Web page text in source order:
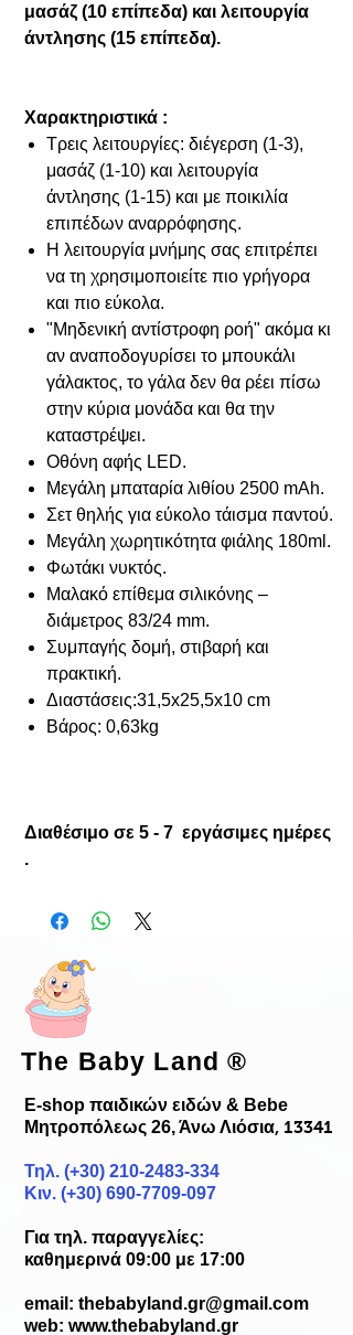
μασάζ (10 επίπεδα) και λειτουργία
άντλησης (15 επίπεδα).
Χαρακτηριστικά :
Τρεις λειτουργίες: διέγερση (1-3),
μασάζ (1-10) και λειτουργία
άντλησης (1-15) και με ποικιλία
επιπέδων αναρρόφησης.
Η λειτουργία μνήμης σας επιτρέπει
να τη χρησιμοποιείτε πιο γρήγορα
και πιο εύκολα.
"Μηδενική αντίστροφη ροή" ακόμα κι
αν αναποδογυρίσει το μπουκάλι
γάλακτος, το γάλα δεν θα ρέει πίσω
στην κύρια μονάδα και θα την
καταστρέψει.
Οθόνη αφής LED.
Μεγάλη μπαταρία λιθίου 2500 mAh.
Σετ θηλής για εύκολο τάισμα παντού.
Μεγάλη χωρητικότητα φιάλης 180ml.
Φωτάκι νυκτός.
Μαλακό επίθεμα σιλικόνης –
διάμετρος 83/24 mm.
Συμπαγής δομή, στιβαρή και
πρακτική.
Διαστάσεις:31,5x25,5x10 cm
Bάρος: 0,63kg
Διαθέσιμο σε 5 - 7 εργάσιμες ημέρες
.
The Baby Land®
E-shop παιδικών ειδών & Bebe
Μητροπόλεως 26, Άνω Λιόσια, 13341
Τηλ. (+30) 210-2483-334
Κιν. (+30) 690-7709-097
Για τηλ. παραγγελίες:
καθημερινά 09:00 με 17:00
email: thebabyland.gr@gmail.com
web: www.thebabyland.gr